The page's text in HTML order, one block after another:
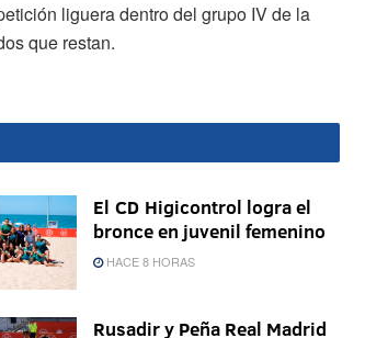
liguera dentro del grupo IV de la
que restan.
El CD Higicontrol logra el
bronce en juvenil femenino
HACE 8 HORAS
Rusadir y Peña Real Madrid